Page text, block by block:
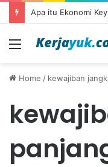
Apa itu Ekonomi
Menu
Home / kewajiban